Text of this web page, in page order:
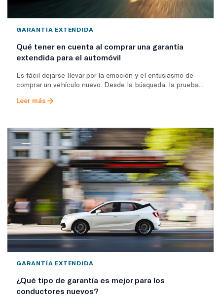
GARANTÍA EXTENDIDA
Qué tener en cuenta al comprar una garantía
extendida para el automóvil
Es fácil dejarse llevar por la emoción y el entusiasmo de
comprar un vehículo nuevo. Desde la búsqueda, la prueba...
Leer más
GARANTÍA EXTENDIDA
¿Qué tipo de garantía es mejor para los
conductores nuevos?